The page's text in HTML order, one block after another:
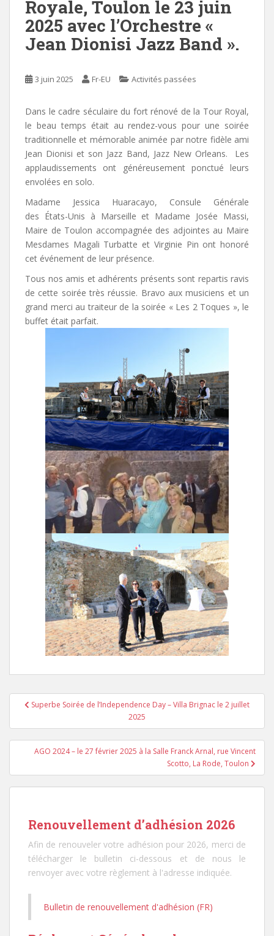
Royale, Toulon le 23 juin
2025 avec l’Orchestre «
Jean Dionisi Jazz Band ».
3 juin 2025 Fr-EU Activités passées
Dans le cadre séculaire du fort rénové de la Tour Royal,
le beau temps était au rendez-vous pour une soirée
traditionnelle et mémorable animée par notre fidèle ami
Jean Dionisi et son Jazz Band, Jazz New Orleans. Les
applaudissements ont généreusement ponctué leurs
envolées en solo.
Madame Jessica Huaracayo, Consule Générale
des États-Unis à Marseille et Madame Josée Massi,
Maire de Toulon accompagnée des adjointes au Maire
Mesdames Magali Turbatte et Virginie Pin ont honoré
cet événement de leur présence.
Tous nos amis et adhérents présents sont repartis ravis
de cette soirée très réussie. Bravo aux musiciens et un
grand merci au traiteur de la soirée « Les 2 Toques », le
buffet était parfait.
Navigation
l’article
Superbe Soirée de l’Independence Day – Villa Brignac le 2 juillet
2025
AGO 2024 – le 27 février 2025 à la Salle Franck Arnal, rue Vincent
Scotto, La Rode, Toulon
Renouvellement d’adhésion 2026
Afin de renouveler votre adhésion pour 2026, merci de
télécharger le bulletin ci-dessous et de nous le
renvoyer avec votre règlement à l'adresse indiquée.
Bulletin de renouvellement d'adhésion (FR)